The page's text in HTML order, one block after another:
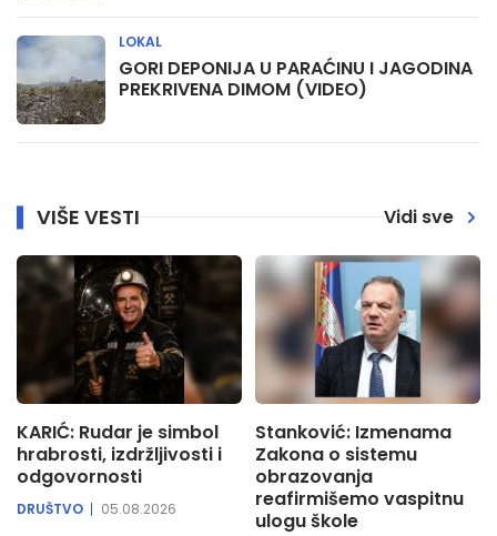
GORI DEPONIJA U PARAĆINU I JAGODINA
PREKRIVENA DIMOM (VIDEO)
LOKAL
VIŠE VESTI Vidi sve
KARIĆ: Rudar je simbol
hrabrosti, izdržljivosti i
odgovornosti
DRUŠTVO 05.08.2026
Stanković: Izmenama
Zakona o sistemu
obrazovanja
reafirmišemo vaspitnu
ulogu škole